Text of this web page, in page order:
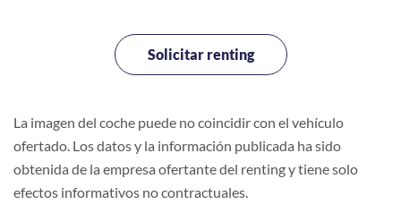
Solicitar renting
La imagen del coche puede no coincidir con el vehículo
ofertado. Los datos y la información publicada ha sido
obtenida de la empresa ofertante del renting y tiene solo
efectos informativos no contractuales.